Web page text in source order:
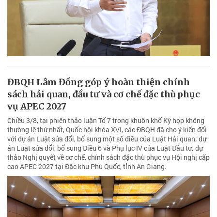
ĐBQH Lâm Đồng góp ý hoàn thiện chính
sách hải quan, đầu tư và cơ chế đặc thù phục
vụ APEC 2027
Chiều 3/8, tại phiên thảo luận Tổ 7 trong khuôn khổ Kỳ họp không
thường lệ thứ nhất, Quốc hội khóa XVI, các ĐBQH đã cho ý kiến đối
với dự án Luật sửa đổi, bổ sung một số điều của Luật Hải quan; dự
án Luật sửa đổi, bổ sung Điều 6 và Phụ lục IV của Luật Đầu tư; dự
thảo Nghị quyết về cơ chế, chính sách đặc thù phục vụ Hội nghị cấp
cao APEC 2027 tại Đặc khu Phú Quốc, tỉnh An Giang.